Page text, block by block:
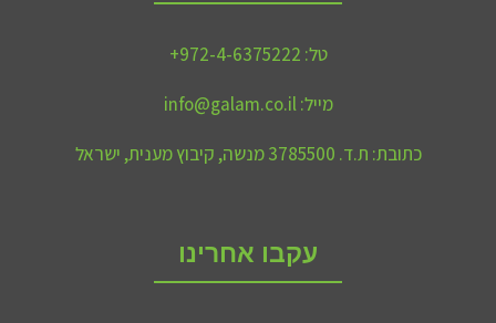
טל: 972-4-6375222+
מייל:info@galam.co.il
כתובת: ת.ד. 3785500 מנשה, קיבוץ מענית, ישראל
עקבו אחרינו